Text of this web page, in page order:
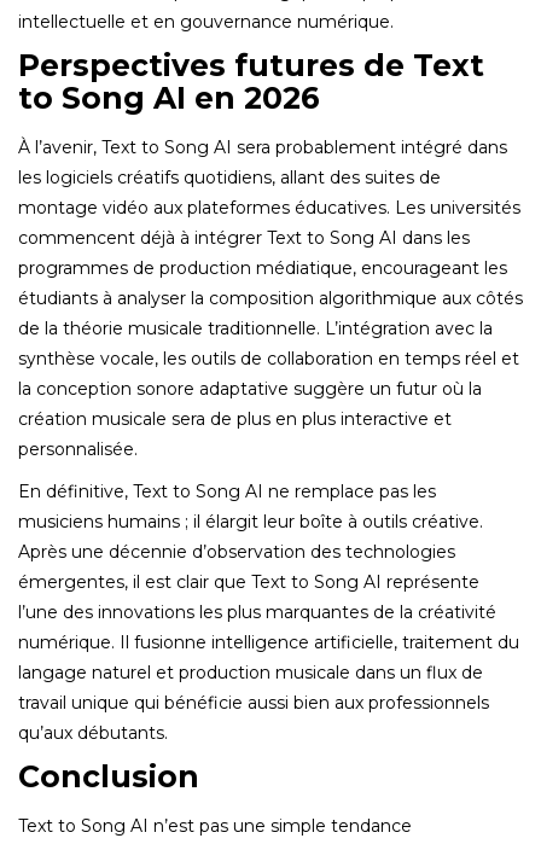
intellectuelle et en gouvernance numérique.
Perspectives futures de Text
to Song AI en 2026
À l’avenir, Text to Song AI sera probablement intégré dans
les logiciels créatifs quotidiens, allant des suites de
montage vidéo aux plateformes éducatives. Les universités
commencent déjà à intégrer Text to Song AI dans les
programmes de production médiatique, encourageant les
étudiants à analyser la composition algorithmique aux côtés
de la théorie musicale traditionnelle. L’intégration avec la
synthèse vocale, les outils de collaboration en temps réel et
la conception sonore adaptative suggère un futur où la
création musicale sera de plus en plus interactive et
personnalisée.
En définitive, Text to Song AI ne remplace pas les
musiciens humains ; il élargit leur boîte à outils créative.
Après une décennie d’observation des technologies
émergentes, il est clair que Text to Song AI représente
l’une des innovations les plus marquantes de la créativité
numérique. Il fusionne intelligence artificielle, traitement du
langage naturel et production musicale dans un flux de
travail unique qui bénéficie aussi bien aux professionnels
qu’aux débutants.
Conclusion
Text to Song AI n’est pas une simple tendance